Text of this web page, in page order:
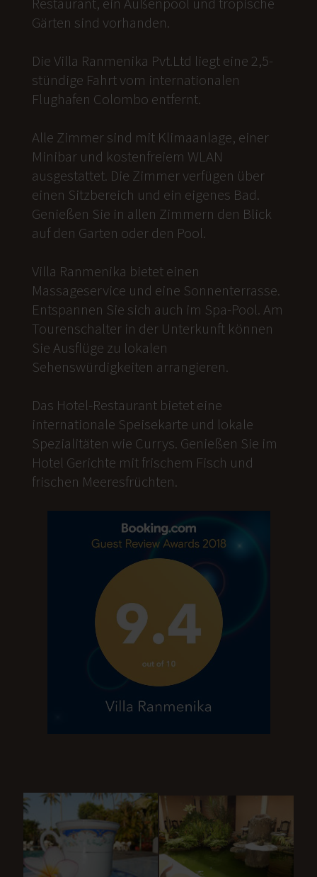
Gärten sind vorhanden.
Die Villa Ranmenika Pvt.Ltd liegt eine 2,5-
stündige Fahrt vom internationalen
Flughafen Colombo entfernt.
Alle Zimmer sind mit Klimaanlage, einer
Minibar und kostenfreiem WLAN
ausgestattet. Die Zimmer verfügen über
einen Sitzbereich und ein eigenes Bad.
Genießen Sie in allen Zimmern den Blick
auf den Garten oder den Pool.
Villa Ranmenika bietet einen
Massageservice und eine Sonnenterrasse.
Entspannen Sie sich auch im Spa-Pool. Am
Tourenschalter in der Unterkunft können
Sie Ausflüge zu lokalen
Sehenswürdigkeiten arrangieren.
Das Hotel-Restaurant bietet eine
internationale Speisekarte und lokale
Spezialitäten wie Currys. Genießen Sie im
Hotel Gerichte mit frischem Fisch und
frischen Meeresfrüchten.